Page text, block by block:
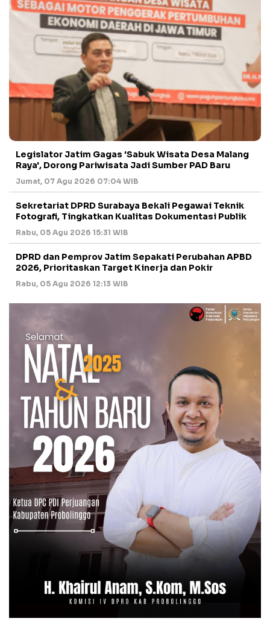
Legislator Jatim Gagas 'Sabuk Wisata Desa Malang
Raya', Dorong Pariwisata Jadi Sumber PAD Baru
Jumat, 07 Agu 2026 07:04 WIB
Sekretariat DPRD Surabaya Bekali Pegawai Teknik
Fotografi, Tingkatkan Kualitas Dokumentasi Publik
Rabu, 05 Agu 2026 15:31 WIB
DPRD dan Pemprov Jatim Sepakati Perubahan APBD
2026, Prioritaskan Target Kinerja dan Pokir
Rabu, 05 Agu 2026 12:13 WIB